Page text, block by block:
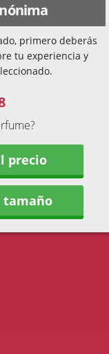
primero deberás
tu experiencia y
precio
tamaño